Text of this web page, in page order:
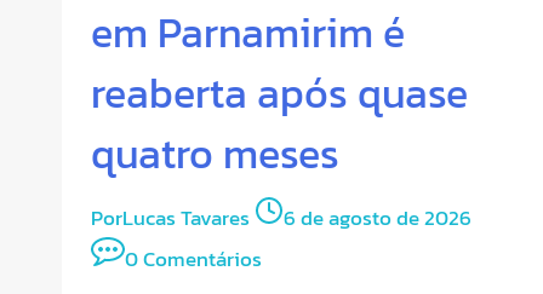
em Parnamirim é
reaberta após quase
quatro meses
PorLucas Tavares
6 de agosto de 2026
0 Comentários